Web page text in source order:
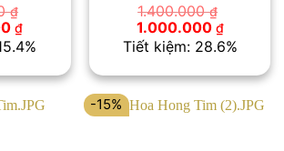
₫
₫Giá
hiện
tại
1.100.000 ₫.
1.400.000₫
Giá
gốc
là:
1.000.000 ₫Giá
hiện
tại
Tiết kiệm: 28.6%
-15%